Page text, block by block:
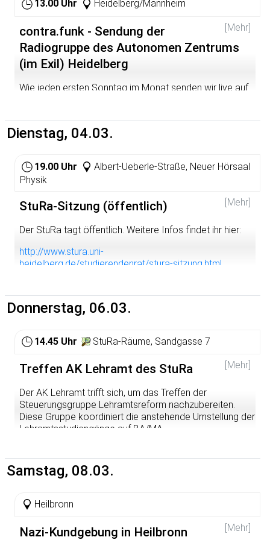
13.00 Uhr Heidelberg/Mannheim
[Mehr]
contra.funk - Sendung der
Radiogruppe des Autonomen Zentrums
(im Exil) Heidelberg
Wie jeden ersten Sonntag im Monat senden wir live auf
via Kabelempfang sowie im Livestream unter
http://bermudafunk.org/livestream.html
http://bermudafunk.org/sendungen/sendungen/contrafu
Dienstag, 04.03.
19.00 Uhr
Albert-Ueberle-Straße, Neuer Hörsaal
Physik
[Mehr]
StuRa-Sitzung (öffentlich)
Der StuRa tagt öffentlich. Weitere Infos findet ihr hier:
http://www.stura.uni-
heidelberg.de/studierendenrat/stura-sitzung.html
Donnerstag, 06.03.
14.45 Uhr StuRa-Räume, Sandgasse 7
[Mehr]
Treffen AK Lehramt des StuRa
Der AK Lehramt trifft sich, um das Treffen der
Steuerungsgruppe Lehramtsreform nachzubereiten.
Diese Gruppe koordiniert die anstehende Umstellung der
Lehramtsstudiengänge auf BA/MA
arbeitsgemeinschaften-ehemalige-referate/ak-lehramt/
Samstag, 08.03.
Heilbronn
[Mehr]
Nazi-Kundgebung in Heilbronn